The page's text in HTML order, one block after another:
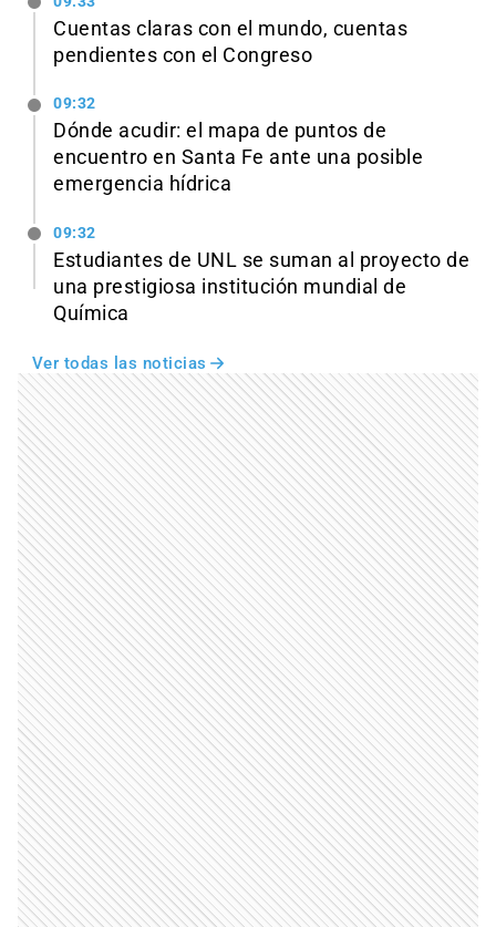
Cuentas claras con el mundo, cuentas
pendientes con el Congreso
09:32
Dónde acudir: el mapa de puntos de
encuentro en Santa Fe ante una posible
emergencia hídrica
09:32
Estudiantes de UNL se suman al proyecto de
una prestigiosa institución mundial de
Química
Ver todas las noticias